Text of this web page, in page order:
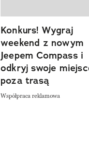
Konkurs! Wygraj
weekend z nowym
Jeepem Compass i
odkryj swoje
poza trasą
Współpraca reklamowa